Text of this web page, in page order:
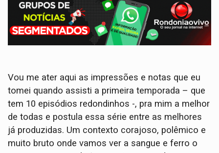
Vou me ater aqui as impressões e notas que eu
tomei quando assisti a primeira temporada – que
tem 10 episódios redondinhos -, pra mim a melhor
de todas e postula essa série entre as melhores
já produzidas. Um contexto corajoso, polêmico e
muito bruto onde vamos ver a sangue e ferro o